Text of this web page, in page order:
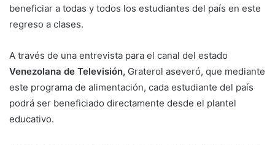
beneficiar a todas y todos los estudiantes del país en este
regreso a clases.
A través de una entrevista para el canal del estado
Venezolana de Televisión, Graterol aseveró, que mediante
este programa de alimentación, cada estudiante del país
podrá ser beneficiado directamente desde el plantel
educativo.